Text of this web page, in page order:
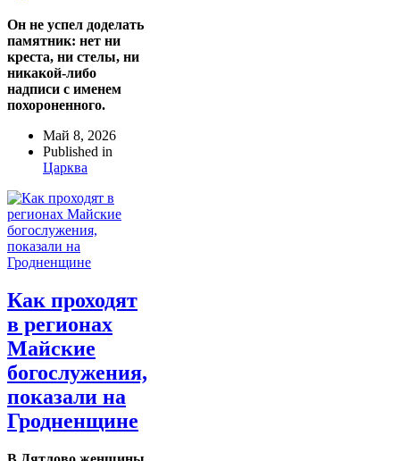
Он не успел доделать
памятник: нет ни
креста, ни стелы, ни
никакой-либо
надписи с именем
похороненного.
Май 8, 2026
Published in
Царква
Как проходят
в регионах
Майские
богослужения,
показали на
Гродненщине